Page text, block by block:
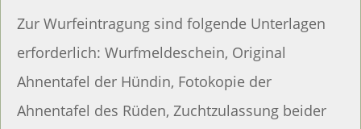
Zur Wurfeintragung sind folgende Unterlagen
erforderlich: Wurfmeldeschein, Original
Ahnentafel der Hündin, Fotokopie der
Ahnentafel des Rüden, Zuchtzulassung beider